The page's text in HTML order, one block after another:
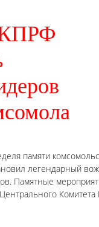
КПРФ
памяти
легендарный
Памятные